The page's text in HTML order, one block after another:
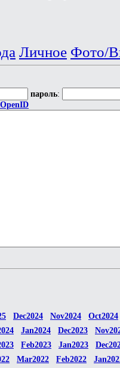
Личное Фото/
пароль:
Dec2024 Nov2024
Oct2024
Jan2024 Dec2023
Feb2023 Jan2023
Mar2022 Feb2022